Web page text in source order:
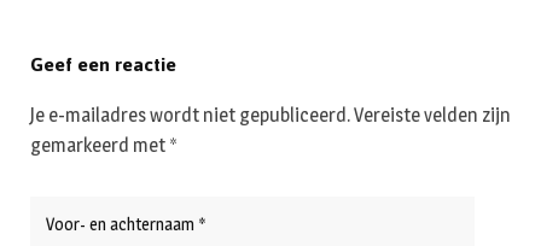
Geef een reactie
Je e-mailadres wordt niet gepubliceerd.Vereiste velden zijn
gemarkeerd met *